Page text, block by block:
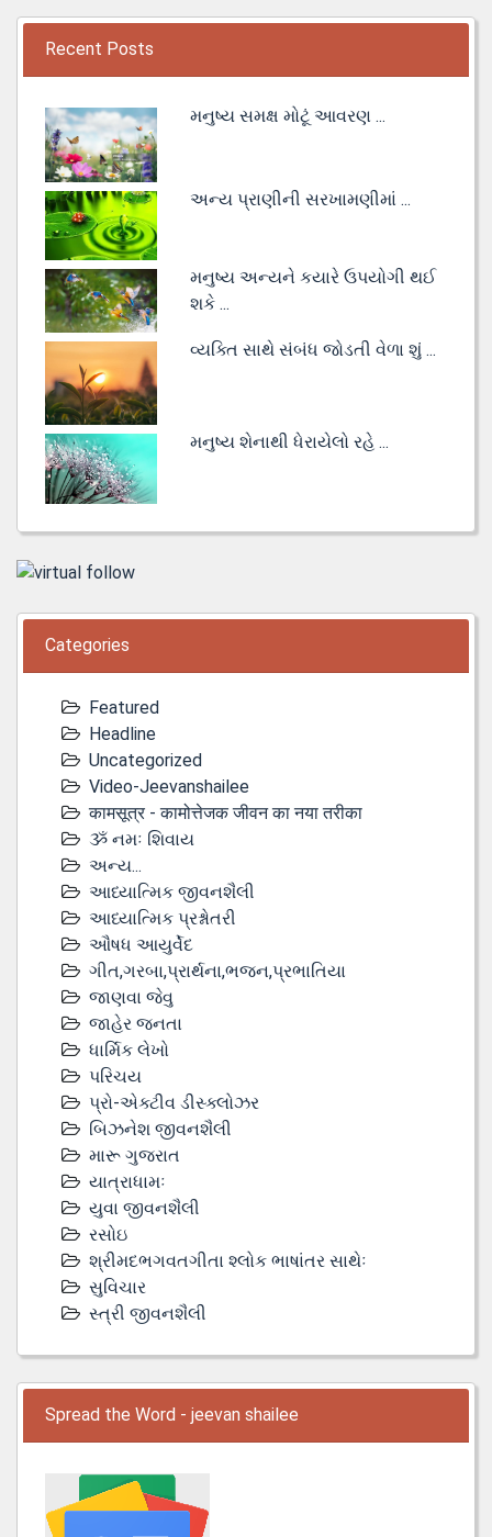
Recent Posts
મનુષ્ય સમક્ષ મોટૂં આવરણ ...
અન્ય પ્રાણીની સરખામણીમાં ...
મનુષ્ય અન્યને કયારે ઉપયોગી થઈ
શકે ...
વ્યક્તિ સાથે સંબંધ જોડતી વેળા શું ...
મનુષ્ય શેનાથી ધેરાયેલો રહે ...
Categories
Featured
Headline
Uncategorized
Video-Jeevanshailee
कामसूत्र - कामोत्तेजक जीवन का नया तरीका
ૐ નમઃ શિવાય
અન્ય...
આધ્યાત્મિક જીવનશૈલી
આધ્યાત્મિક પ્રશ્નોતરી
ઔષધ આયુર્વેદ
ગીત,ગરબા,પ્રાર્થના,ભજન,પ્રભાતિયા
જાણવા જેવુ
જાહેર જનતા
ધાર્મિક લેખો
પરિચય
પ્રો-એક્ટીવ ડીસ્‍ક્લોઝર
બિઝનેશ જીવનશૈલી
મારૂ ગુજરાત
યાત્રાધામઃ
યુવા જીવનશૈલી
રસોઇ
શ્રીમદભગવતગીતા શ્લોક ભાષાંતર સાથેઃ
સુવિચાર
સ્ત્રી જીવનશૈલી
Spread the Word - jeevan shailee